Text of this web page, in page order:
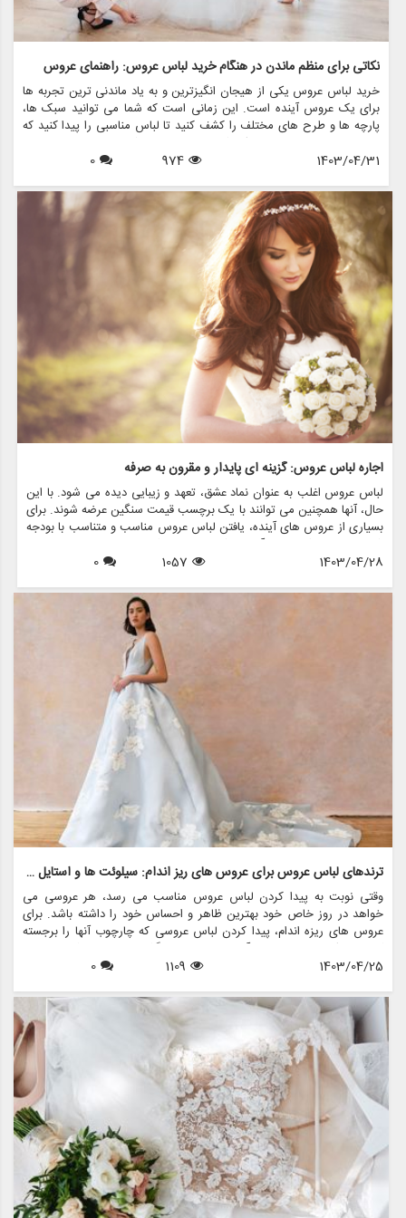
نکاتی برای منظم ماندن در هنگام خرید لباس عروس: راهنمای عروس
خرید لباس عروس یکی از هیجان انگیزترین و به یاد ماندنی ترین تجربه ها
برای یک عروس آینده است. این زمانی است که شما می توانید سبک ها،
پارچه ها و طرح های مختلف را کشف کنید تا لباس مناسبی را پیدا کنید که
در روز خاص خود احساس یک شاهزاده خانم را به شما بدهد. با این حال، با
وجود گزینه های بسیار زیاد، پیمایش در این فرآیند می تواند طاقت فرسا و
نکات ارزشمندی را برای منظم ماندن در هنگام خرید لباس عروس، با تمرکز بر
ایجاد تجربه لذت بخش و بدون استرس، مورد بحث قرار می دهیم.
1403/04/31
974
0
اجاره لباس عروس: گزینه ای پایدار و مقرون به صرفه
لباس عروس اغلب به عنوان نماد عشق، تعهد و زیبایی دیده می شود. با این
حال، آنها همچنین می توانند با یک برچسب قیمت سنگین عرضه شوند. برای
بسیاری از عروس های آینده، یافتن لباس عروس مناسب و متناسب با بودجه
شان می تواند کار دلهره آوری باشد. اینجاست که لباس های عروسی دست
دوم وارد عمل می شوند و گزینه ای بادوام و مقرون به صرفه را برای کسانی
1403/04/28
1057
0
ترندهای لباس عروس برای عروس های ریز اندام: سیلوئت ها و استایل های جذاب
وقتی نوبت به پیدا کردن لباس عروس مناسب می رسد، هر عروسی می
خواهد در روز خاص خود بهترین ظاهر و احساس خود را داشته باشد. برای
عروس های ریزه اندام، پیدا کردن لباس عروسی که چارچوب آنها را برجسته
کند و سبک منحصر به فرد آنها را به نمایش بگذارد، می تواند کمی چالش
برانگیز باشد. با این حال، با دانش و راهنمایی صحیح، عروس های ریزه اندام
خود احساس یک شاهزاده خانم را به آنها بدهد.
1403/04/25
1109
0